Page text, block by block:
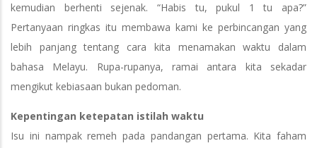
kemudian berhenti sejenak. “Habis tu, pukul 1 tu apa?”
Pertanyaan ringkas itu membawa kami ke perbincangan yang
lebih panjang tentang cara kita menamakan waktu dalam
bahasa Melayu. Rupa-rupanya, ramai antara kita sekadar
mengikut kebiasaan bukan pedoman.
Kepentingan ketepatan istilah waktu
Isu ini nampak remeh pada pandangan pertama. Kita faham